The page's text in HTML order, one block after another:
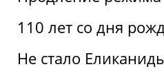
110 лет со дня
Не стало